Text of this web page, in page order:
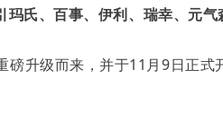
玛氏、百事、伊利、瑞幸、元
磅升级而来，并于11月9日正式